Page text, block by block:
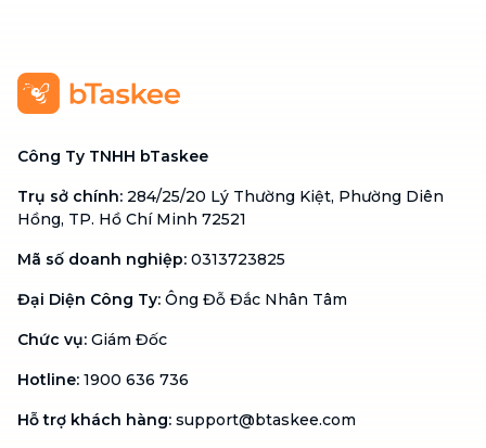
Công Ty TNHH bTaskee
Trụ sở chính: 284/25/20 Lý Thường Kiệt, Phường Diên
Hồng, TP. Hồ Chí Minh 72521
Mã số doanh nghiệp: 0313723825
Đại Diện Công Ty: Ông Đỗ Đắc Nhân Tâm
Chức vụ: Giám Đốc
Hotline: 1900 636 736
Hỗ trợ khách hàng: support@btaskee.com